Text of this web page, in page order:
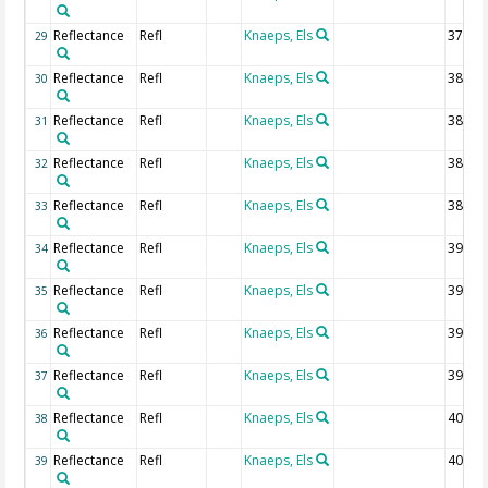
29 Reflectance Refl Knaeps, Els 377.5
30 Reflectance Refl Knaeps, Els 380
31 Reflectance Refl Knaeps, Els 382.5
32 Reflectance Refl Knaeps, Els 385
33 Reflectance Refl Knaeps, Els 387.5
34 Reflectance Refl Knaeps, Els 390
35 Reflectance Refl Knaeps, Els 392.5
36 Reflectance Refl Knaeps, Els 395
37 Reflectance Refl Knaeps, Els 397.5
38 Reflectance Refl Knaeps, Els 400
39 Reflectance Refl Knaeps, Els 402.5